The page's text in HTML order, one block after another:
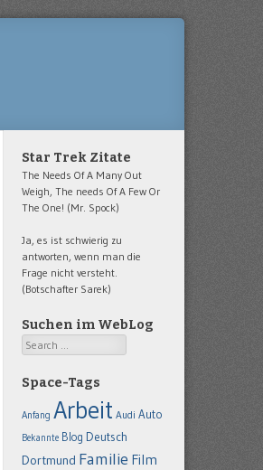
Star Trek Zitate
The Needs Of A Many Out
Weigh, The needs Of A Few Or
The One! (Mr. Spock)
Ja, es ist schwierig zu
antworten, wenn man die
Frage nicht versteht.
(Botschafter Sarek)
Suchen im WebLog
Search
Space-Tags
Anfang Arbeit Audi Auto
Bekannte Blog Deutsch
Dortmund Familie Film